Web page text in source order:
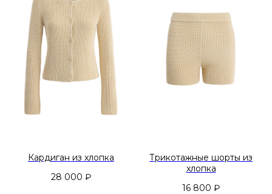
Кардиган из хлопка
28 000 ₽
Трикотажные шорты из
хлопка
16 800 ₽